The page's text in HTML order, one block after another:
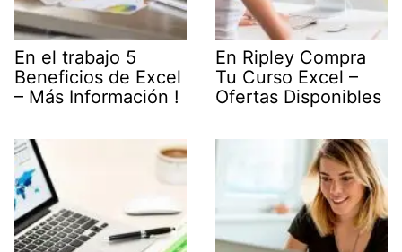
En el trabajo 5
Beneficios de Excel
– Más Información !
En Ripley Compra
Tu Curso Excel –
Ofertas Disponibles